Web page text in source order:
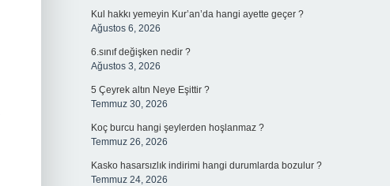
Kul hakkı yemeyin Kur’an’da hangi ayette geçer ?
Ağustos 6, 2026
6.sınıf değişken nedir ?
Ağustos 3, 2026
5 Çeyrek altın Neye Eşittir ?
Temmuz 30, 2026
Koç burcu hangi şeylerden hoşlanmaz ?
Temmuz 26, 2026
Kasko hasarsızlık indirimi hangi durumlarda bozulur ?
Temmuz 24, 2026